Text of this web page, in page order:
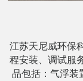
江苏天尼威环保
程安装、调试服
品包括：气浮装